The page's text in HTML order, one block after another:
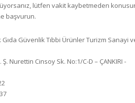
lütfen vakit kaybetmeden
başvurun.
Güvenlik Tıbbi Ürünler Turizm Sanayi
Nurettin Cinsoy Sk. No:1/C-D – ÇANKIRI -